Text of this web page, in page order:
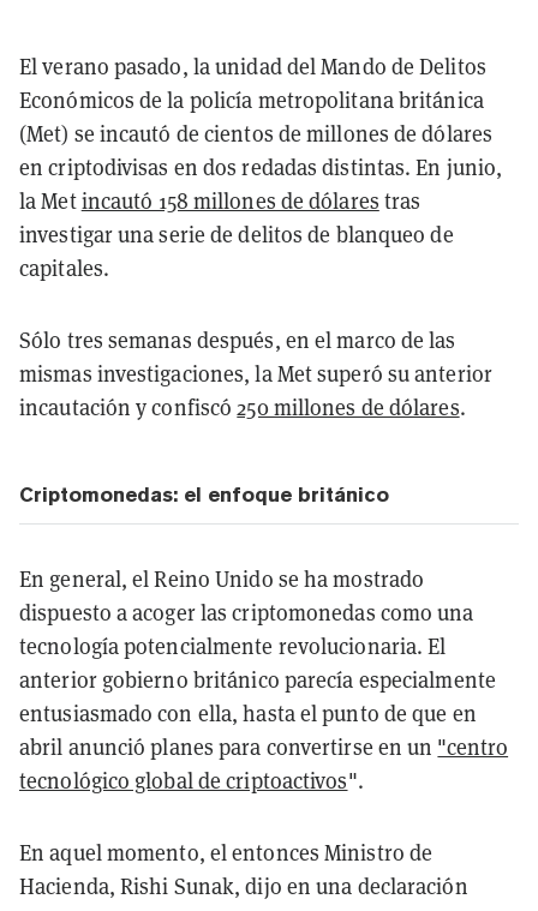
El verano pasado, la unidad del Mando de Delitos
Económicos de la policía metropolitana británica
(Met) se incautó de cientos de millones de dólares
en criptodivisas en dos redadas distintas. En junio,
la Metincautó 158 millones de dólares tras
investigar una serie de delitos de blanqueo de
capitales.
Sólo tres semanas después, en el marco de las
mismas investigaciones, la Met superó su anterior
incautación y confiscó250 millones de dólares.
Criptomonedas: el enfoque británico
En general, el Reino Unido se ha mostrado
dispuesto a acoger las criptomonedas como una
tecnología potencialmente revolucionaria. El
anterior gobierno británico parecía especialmente
entusiasmado con ella, hasta el punto de que en
abril anunció planes para convertirse en un "centro
tecnológico global de criptoactivos".
En aquel momento, el entonces Ministro de
Hacienda, Rishi Sunak, dijo en una declaración